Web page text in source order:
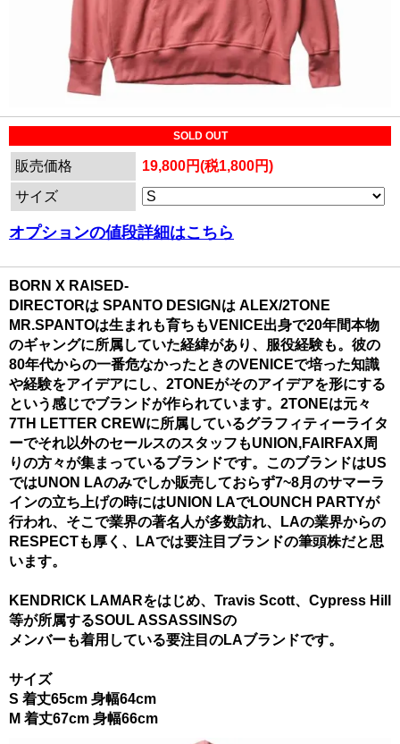
SOLD OUT
販売価格
19,800円(税1,800円)
サイズ
オプションの値段詳細はこちら
BORN X RAISED-
DIRECTORは SPANTO DESIGNは ALEX/2TONE
MR.SPANTOは生まれも育ちもVENICE出身で20年間本物
のギャングに所属していた経緯があり、服役経験も。彼の
80年代からの一番危なかったときのVENICEで培った知識
や経験をアイデアにし、2TONEがそのアイデアを形にする
という感じでブランドが作られています。2TONEは元々
7TH LETTER CREWに所属しているグラフィティーライタ
ーでそれ以外のセールスのスタッフもUNION,FAIRFAX周
りの方々が集まっているブランドです。このブランドはUS
ではUNON LAのみでしか販売しておらず7~8月のサマーラ
インの立ち上げの時にはUNION LAでLOUNCH PARTYが
行われ、そこで業界の著名人が多数訪れ、LAの業界からの
RESPECTも厚く、LAでは要注目ブランドの筆頭株だと思
います。
KENDRICK LAMARをはじめ、Travis Scott、Cypress Hill
等が所属するSOUL ASSASSINSの
メンバーも着用している要注目のLAブランドです。
サイズ
S 着丈65cm 身幅64cm
M 着丈67cm 身幅66cm